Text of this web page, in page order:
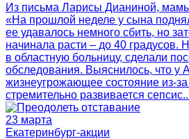
Из письма Ларисы Дианиной,
«На прошлой неделе у сына
ее удавалось немного сбить, но
начинала расти – до 40 градусов.
в областную больницу, сделали
обследования. Выяснилось, что у
жизнеугрожающее состояние из-
стремительно развивается
23 марта
Екатеринбург-акции